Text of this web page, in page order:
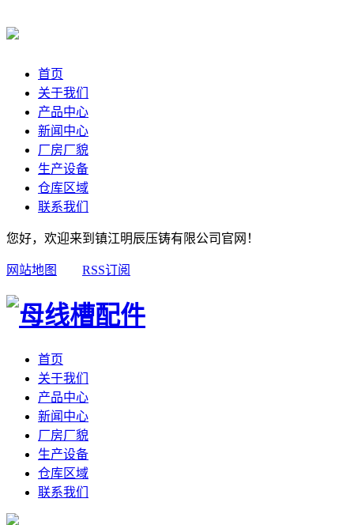
首页
关于我们
产品中心
新闻中心
厂房厂貌
生产设备
仓库区域
联系我们
您好，欢迎来到镇江明辰压铸有限公司官网！
网站地图 RSS订阅
首页
关于我们
产品中心
新闻中心
厂房厂貌
生产设备
仓库区域
联系我们